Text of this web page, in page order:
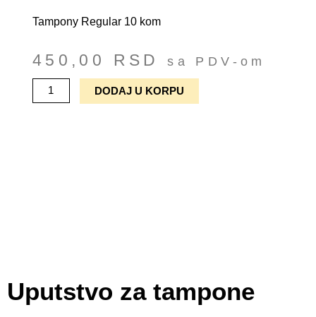
Tampony Regular 10 kom
450,00 RSD sa PDV-om
Tampony
količina
DODAJ U KORPU
Uputstvo za tampone